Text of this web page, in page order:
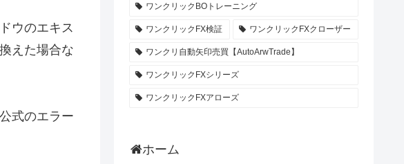
ウのエキス
えた場合な
式のエラー
ワンクリックBOトレーニング
ワンクリックFX検証 ワンクリックFXクローザー
ワンクリ自動矢印売買【AutoArwTrade】
ワンクリックFXシリーズ
ワンクリックFXアローズ
ホーム